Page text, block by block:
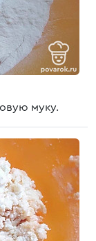
муку.